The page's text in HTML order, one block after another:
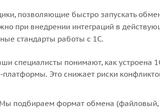
позволяющие быстро запускать
при внедрении интеграций в
стандарты работы с 1С.
специалисты понимают, как устроена
Это снижает риски
Мы подбираем формат обмена (файловый,